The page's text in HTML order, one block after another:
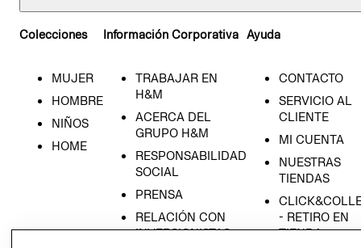
Colecciones
MUJER
HOMBRE
NIÑOS
HOME
Información Corporativa
TRABAJAR EN
H&M
ACERCA DEL
GRUPO H&M
RESPONSABILIDAD
SOCIAL
PRENSA
RELACIÓN CON
INVERSIONISTAS
Ayuda
CONTACTO
SERVICIO AL
CLIENTE
MI CUENTA
NUESTRAS
TIENDAS
- RETIRO EN
TIENDA